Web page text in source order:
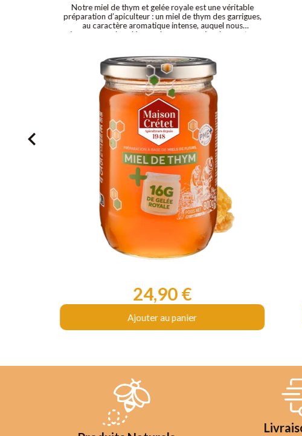

Notre miel de thym et gelée royale est une véritable
préparation d’apiculteur : un miel de thym des garrigues,
au caractère aromatique intense, auquel nous
incorporons la gelée royale par nos soins dans notre
: 15 g de gelée royale dans le pot de 800 g, 5 g dans le
pot de 250 g. Sa robe ambrée et ses notes chaudes et
herbacées, relevées par la saveur délicatement acidulée
de la gelée royale, en font la référence la plus appréciée
de nos clients. Délicieux au petit-déjeuner sur une tartine,
dans un yaourt ou fondu dans une tisane. Disponible en
pot de 250 g ou 800 g.
Prix
24,90 €
Ajouter au panier